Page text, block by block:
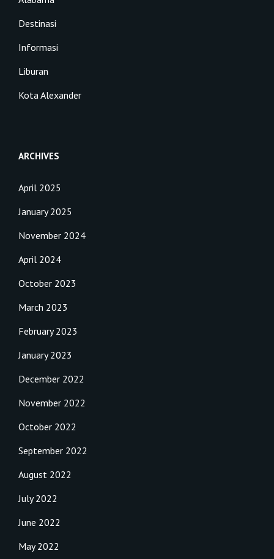
Destinasi
Informasi
Liburan
Kota Alexander
ARCHIVES
April 2025
January 2025
November 2024
April 2024
October 2023
March 2023
February 2023
January 2023
December 2022
November 2022
October 2022
September 2022
August 2022
July 2022
June 2022
May 2022